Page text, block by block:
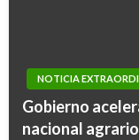
NOTICIA
Gobierno
nacional